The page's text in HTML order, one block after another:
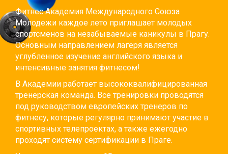
Фитнес Академия Международного Союза
Молодежи каждое лето приглашает молодых
спортсменов на незабываемые каникулы в Прагу.
Основным направлением лагеря является
углубленное изучение английского языка и
интенсивные занятия фитнесом!
В Академии работает высококвалифицированная
тренерская команда. Все тренировки проводятся
под руководством европейских тренеров по
фитнесу, которые регулярно принимают участие в
спортивных телепроектах, а также ежегодно
проходят систему сертификации в Праге.